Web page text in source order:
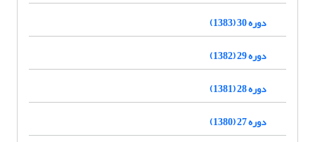
دوره 30 (1383)
دوره 29 (1382)
دوره 28 (1381)
دوره 27 (1380)